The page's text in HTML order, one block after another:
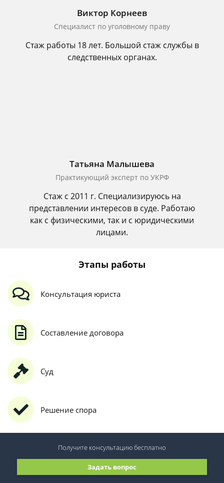
Виктор Корнеев
Cпециалист по уголовному праву
Стаж работы 18 лет. Большой стаж службы в
следственных органах.
Татьяна Малышева
Практикующий эксперт по УКРФ
Стаж с 2011 г. Специализируюсь на
представлении интересов в суде. Работаю
как с физическими, так и с юридическими
лицами.
Этапы работы
Консультация юриста
Составление договора
Суд
Решение спора
Задать вопрос
Получите консультациюбесплатно